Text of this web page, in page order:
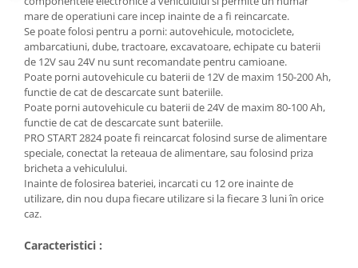
Uscatoare de rufe
Masini de spalat vase
Masini de spalat vase incorporabile
Masini de spalat vase
independente
Motoburghiu/Foreza pamant
Pachete Incorporabile
Pirostrii & Arzatoare
Plasa umbrire
Pompe de stropit
mare de operatiuni care incep inainte de a fi reincarcate.
Se poate folosi pentru a porni: autovehicule, motociclete,
ambarcatiuni, dube, tractoare, excavatoare, echipate cu baterii
de 12V sau 24V nu sunt recomandate pentru camioane.
Poate porni autovehicule cu baterii de 12V de maxim 150-200 Ah,
functie de cat de descarcate sunt bateriile.
Poate porni autovehicule cu baterii de 24V de maxim 80-100 Ah,
functie de cat de descarcate sunt bateriile.
PRO START 2824 poate fi reincarcat folosind surse de alimentare
speciale, conectat la reteaua de alimentare, sau folosind priza
bricheta a vehiculului.
Inainte de folosirea bateriei, incarcati cu 12 ore inainte de
utilizare, din nou dupa fiecare utilizare si la fiecare 3 luni în orice
caz.
Caracteristici :